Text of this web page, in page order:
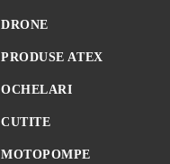
DRONE
PRODUSE ATEX
OCHELARI
CUTITE
MOTOPOMPE